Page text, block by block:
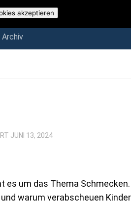
Archiv
JUNI 13, 2024
es um das Thema
warum verabscheuen
akzeptieren